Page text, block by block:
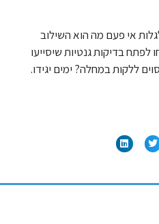
אי פעם מה הוא השילוב
בדיקות גנטיות שיסייעו
ללקות במחלה? ימים יגידו.